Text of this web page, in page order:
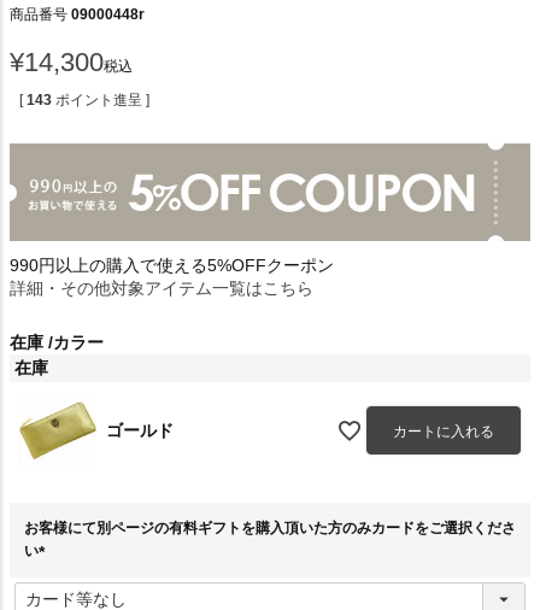
商品番号 09000448r
¥14,300税込
[ 143 ポイント進呈 ]
990円以上の購入で使える5%OFFクーポン
詳細・その他対象アイテム一覧はこちら
在庫 カラー
在庫
ゴールド カートに入れる
お客様にて別ページの有料ギフトを購入頂いた方のみカードをご選択くださ
い
必